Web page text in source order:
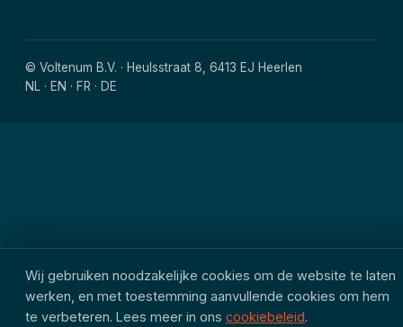
Wij gebruiken noodzakelijke cookies om de website te laten
werken, en met toestemming aanvullende cookies om hem
te verbeteren. Lees meer in ons cookiebeleid.
© Voltenum B.V. · Heulsstraat 8, 6413 EJ Heerlen
NL · EN · FR · DE